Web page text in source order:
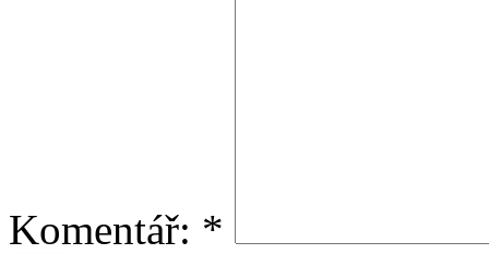
Komentář: *